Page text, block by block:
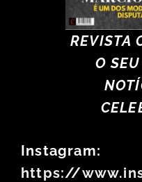
REVISTA
O
Instagram:
https://